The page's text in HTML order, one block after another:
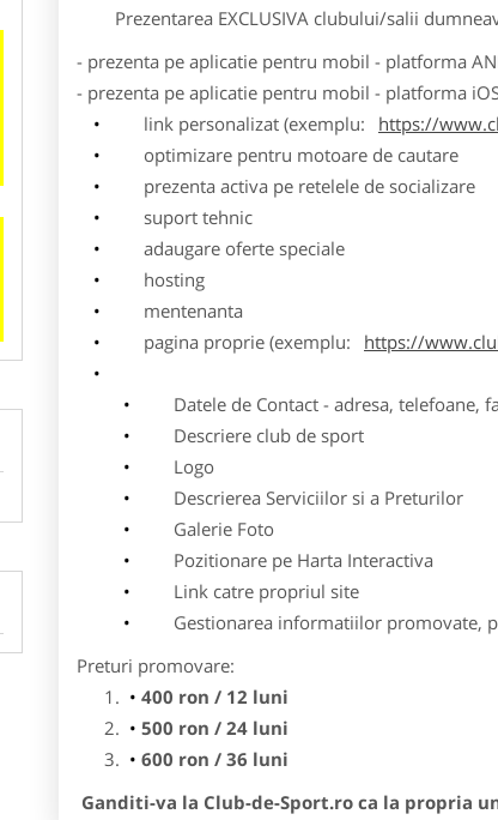
Prezentarea EXCLUSIVA clubului/salii
- prezenta pe aplicatie pentru mobil - platforma
- prezenta pe aplicatie pentru mobil - platforma
link personalizat (exemplu:
https://
optimizare pentru motoare de cautare
prezenta activa pe retelele de socializare
suport tehnic
adaugare oferte speciale
hosting
mentenanta
pagina proprie (exemplu:
https://
Datele de Contact - adresa, telefoane,
Descriere club de sport
Logo
Descrierea Serviciilor si a Preturilor
Galerie Foto
Pozitionare pe Harta Interactiva
Link catre propriul site
Gestionarea informatiilor promovate,
Preturi promovare:
400 ron / 12 luni
500 ron / 24 luni
600 ron / 36 luni
Ganditi-va la Club-de-Sport.ro ca la propria